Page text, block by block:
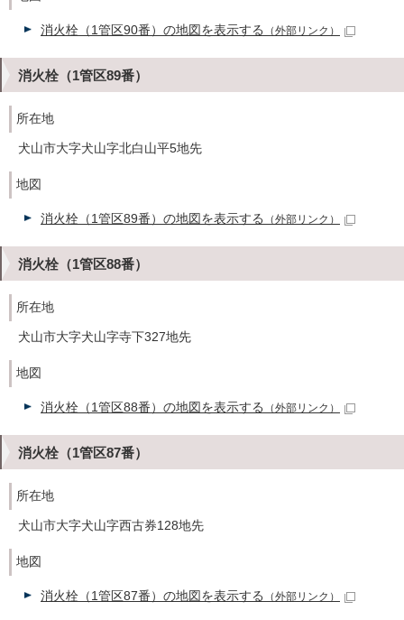
消火栓（1管区90番）の地図を表示する （外部リンク）
消火栓（1管区89番）
所在地
犬山市大字犬山字北白山平5地先
地図
消火栓（1管区89番）の地図を表示する （外部リンク）
消火栓（1管区88番）
所在地
犬山市大字犬山字寺下327地先
地図
消火栓（1管区88番）の地図を表示する （外部リンク）
消火栓（1管区87番）
所在地
犬山市大字犬山字西古券128地先
地図
消火栓（1管区87番）の地図を表示する （外部リンク）